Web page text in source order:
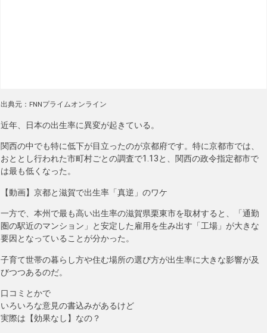
出典元：FNNプライムオンライン
近年、日本の出生率に異変が起きている。
関西の中でも特に低下が目立ったのが京都府です。特に京都市では、
おととし行われた市町村ごとの調査で1.13と、関西の政令指定都市で
は最も低くなった。
【動画】京都と滋賀で出生率「真逆」のワケ
一方で、本州で最も高い出生率の滋賀県栗東市を取材すると、「通勤
圏の駅近のマンション」と安定した雇用を生み出す「工場」が大きな
要因となっていることが分かった。
子育て世帯の暮らし方や住む場所の選び方が出生率に大きな影響が及
びつつあるのだ。
口コミとかで
いろいろな意見の書込みがあるけど
実際は【効果なし】なの？